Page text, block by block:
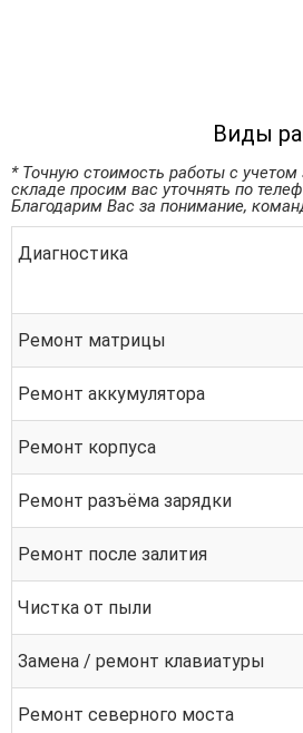
Виды
* Точную стоимость работы с учетом
складе просим вас уточнять по
Благодарим Вас за понимание,
Диагностика
Ремонт матрицы
Ремонт аккумулятора
Ремонт корпуса
Ремонт разъёма зарядки
Ремонт после залития
Чистка от пыли
Замена / ремонт клавиатуры
Ремонт северного моста